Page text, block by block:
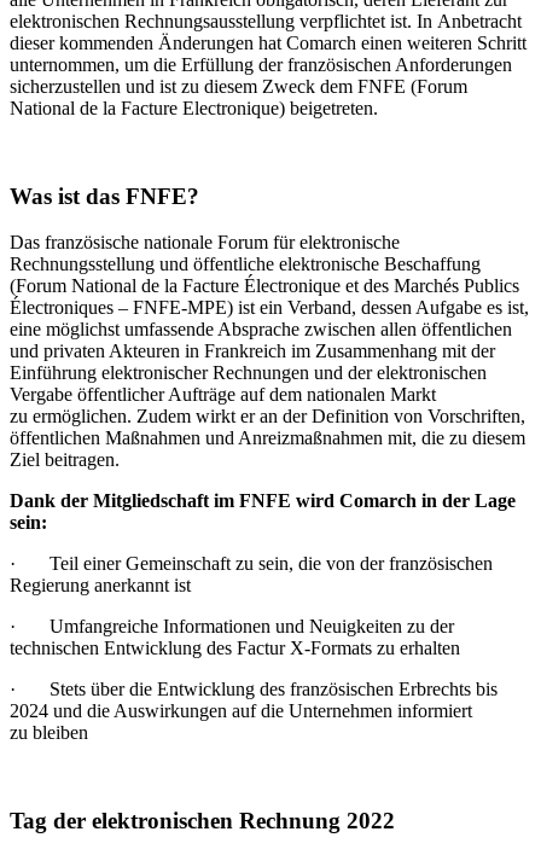
elektronischen Rechnungsausstellung verpflichtet ist. In Anbetracht
dieser kommenden Änderungen hat Comarch einen weiteren Schritt
unternommen, um die Erfüllung der französischen Anforderungen
sicherzustellen und ist zu diesem Zweck dem FNFE (Forum
National de la Facture Electronique) beigetreten.
Was ist das FNFE?
Das französische nationale Forum für elektronische
Rechnungsstellung und öffentliche elektronische Beschaffung
(Forum National de la Facture Électronique et des Marchés Publics
Électroniques – FNFE-MPE) ist ein Verband, dessen Aufgabe es ist,
eine möglichst umfassende Absprache zwischen allen öffentlichen
und privaten Akteuren in Frankreich im Zusammenhang mit der
Einführung elektronischer Rechnungen und der elektronischen
Vergabe öffentlicher Aufträge auf dem nationalen Markt
zu ermöglichen. Zudem wirkt er an der Definition von Vorschriften,
öffentlichen Maßnahmen und Anreizmaßnahmen mit, die zu diesem
Ziel beitragen.
Dank der Mitgliedschaft im FNFE wird Comarch in der Lage
sein:
· Teil einer Gemeinschaft zu sein, die von der französischen
Regierung anerkannt ist
· Umfangreiche Informationen und Neuigkeiten zu der
technischen Entwicklung des Factur X-Formats zu erhalten
· Stets über die Entwicklung des französischen Erbrechts bis
2024 und die Auswirkungen auf die Unternehmen informiert
zu bleiben
Tag der elektronischen Rechnung 2022